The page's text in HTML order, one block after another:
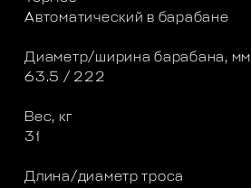
Автоматический в барабане
Диаметр/ширина барабана, мм
63.5 / 222
Вес, кг
31
Длина/диаметр троса